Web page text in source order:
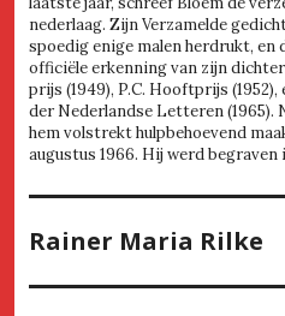
nederlaag. Zijn Verzamelde
spoedig enige malen herdrukt, en
officiële erkenning van zijn
prijs (1949), P.C. Hooftprijs
der Nederlandse Letteren (1965).
hem volstrekt hulpbehoevend
augustus 1966. Hij werd begraven
Rainer Maria Rilke